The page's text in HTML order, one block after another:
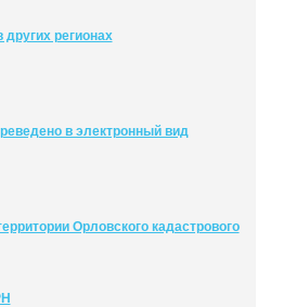
регионах
в электронный вид
Орловского кадастрового